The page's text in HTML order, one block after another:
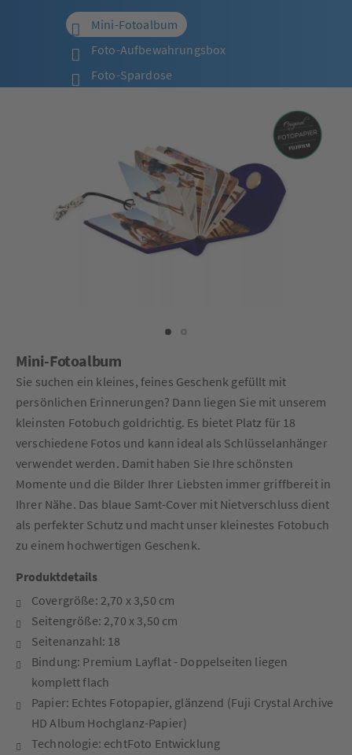
Mini-Fotoalbum
Foto-Aufbewahrungsbox
Foto-Spardose
Mini-Fotoalbum
Sie suchen ein kleines, feines Geschenk gefüllt mit
persönlichen Erinnerungen? Dann liegen Sie mit unserem
kleinsten Fotobuch goldrichtig. Es bietet Platz für 18
verschiedene Fotos und kann ideal als Schlüsselanhänger
verwendet werden. Damit haben Sie Ihre schönsten
Momente und die Bilder Ihrer Liebsten immer griffbereit in
Ihrer Nähe. Das blaue Samt-Cover mit Nietverschluss dient
als perfekter Schutz und macht unser kleinestes Fotobuch
zu einem hochwertigen Geschenk.
Produktdetails
Covergröße: 2,70 x 3,50 cm
Seitengröße: 2,70 x 3,50 cm
Seitenanzahl: 18
Bindung: Premium Layflat - Doppelseiten liegen
komplett flach
Papier: Echtes Fotopapier, glänzend (Fuji Crystal Archive
HD Album Hochglanz-Papier)
Technologie: echtFoto Entwicklung